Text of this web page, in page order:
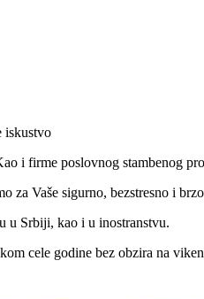
iskustvo
i firme poslovnog stambenog
za Vaše sigurno, bezstresno i
u Srbiji, kao i u inostranstvu.
cele godine bez obzira na